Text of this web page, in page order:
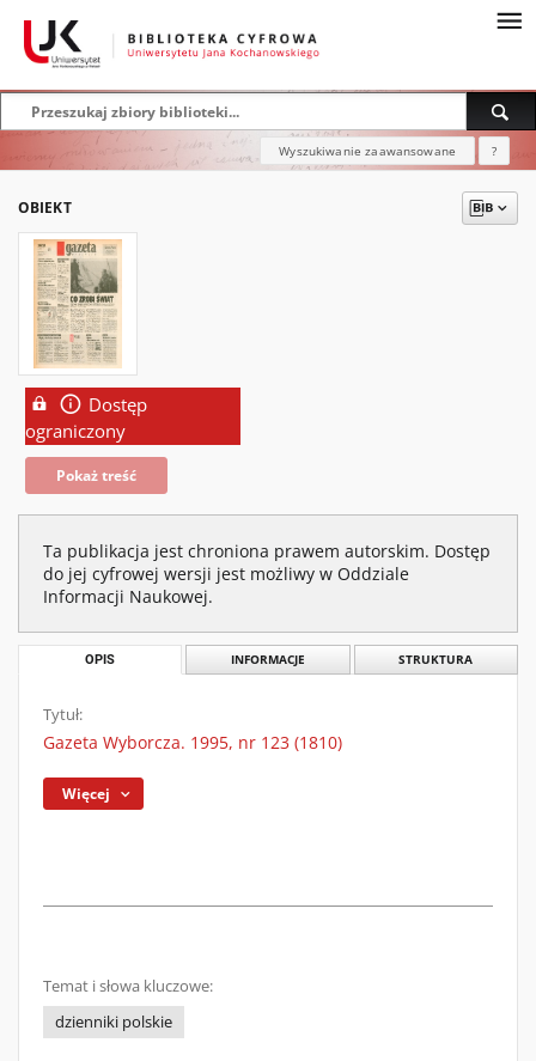
Wyszukiwanie zaawansowane ?
OBIEKT
Dostęp
ograniczony
Pokaż treść
Ta publikacja jest chroniona prawem autorskim. Dostęp
do jej cyfrowej wersji jest możliwy w Oddziale
Informacji Naukowej.
OPIS INFORMACJE STRUKTURA
Tytuł:
Gazeta Wyborcza. 1995, nr 123 (1810)
Więcej
Temat i słowa kluczowe:
dzienniki polskie